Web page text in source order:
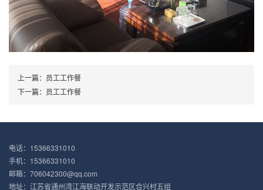
上一篇： 员工工作餐
下一篇： 员工工作餐
电话：15366331010
手机：15366331010
邮箱：706042300@qq.com
地址：江苏省通州湾江海联动开发示范区合兴村五组